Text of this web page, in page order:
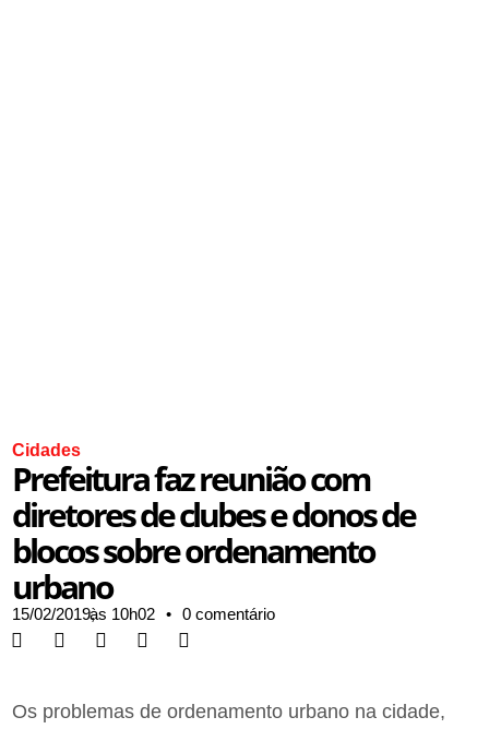
Cidades
Prefeitura faz reunião com
diretores de clubes e donos de
blocos sobre ordenamento
urbano
15/02/2019,às 10h02 • 0 comentário
Os problemas de ordenamento urbano na cidade,